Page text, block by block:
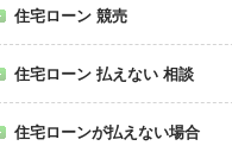
住宅ローン 競売
住宅ローン 払えない 相談
住宅ローンが払えない場合